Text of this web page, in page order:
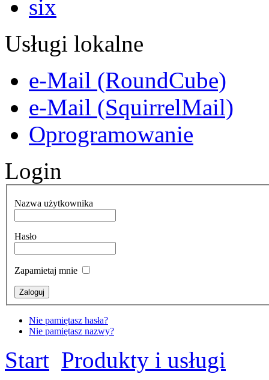
Usługi lokalne
e-Mail (RoundCube)
e-Mail (SquirrelMail)
Oprogramowanie
Login
Nazwa użytkownika
Hasło
Zapamietaj mnie
Nie pamiętasz hasła?
Nie pamiętasz nazwy?
Start Produkty i usługi